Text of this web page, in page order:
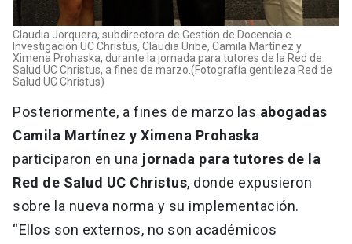
Claudia Jorquera, subdirectora de Gestión de Docencia e
Investigación UC Christus, Claudia Uribe, Camila Martínez y
Ximena Prohaska, durante la jornada para tutores de la Red de
Salud UC Christus, a fines de marzo.(Fotografía gentileza Red de
Salud UC Christus)
Posteriormente, a fines de marzo las abogadas
Camila Martínez y Ximena Prohaska
participaron en una jornada para tutores de la
Red de Salud UC Christus, donde expusieron
sobre la nueva norma y su implementación.
“Ellos son externos, no son académicos